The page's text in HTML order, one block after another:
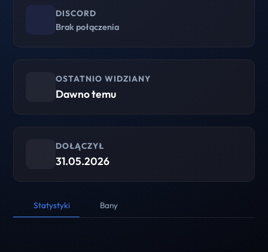
DISCORD
Brak połączenia
OSTATNIO WIDZIANY
Dawno temu
DOŁĄCZYŁ
31.05.2026
Statystyki Bany